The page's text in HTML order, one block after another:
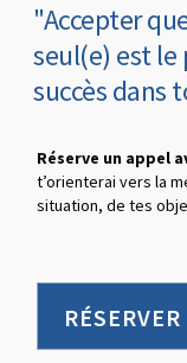
"Accepter
seul(e) est
succès dans
Réserve un appel
t’orienterai vers la
situation, de tes